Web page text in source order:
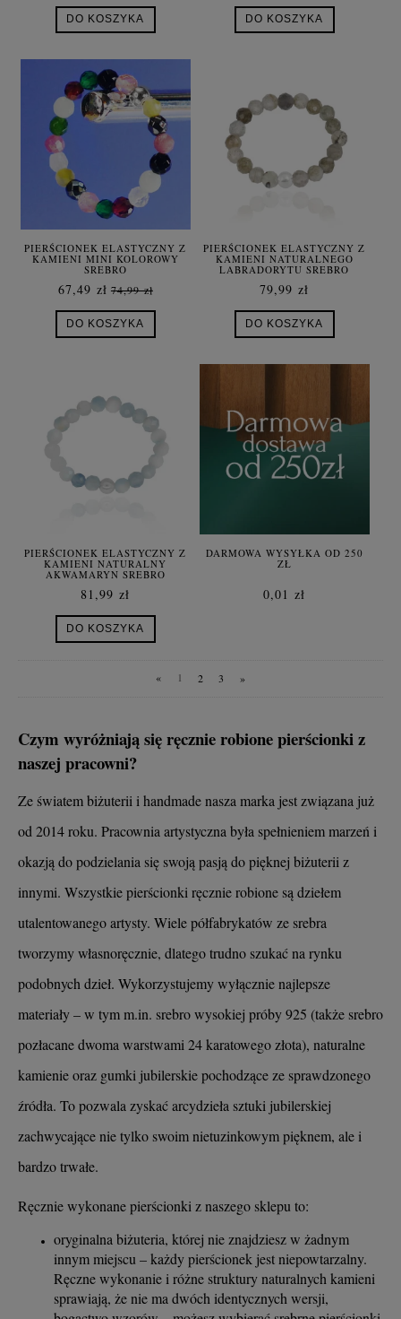
DO KOSZYKA DO KOSZYKA
PIERŚCIONEK ELASTYCZNY Z
KAMIENI MINI KOLOROWY
SREBRO
67,49 zł 74,99 zł
DO KOSZYKA
PIERŚCIONEK ELASTYCZNY Z
KAMIENI NATURALNEGO
LABRADORYTU SREBRO
79,99 zł
DO KOSZYKA
PIERŚCIONEK ELASTYCZNY Z
KAMIENI NATURALNY
AKWAMARYN SREBRO
81,99 zł
DO KOSZYKA
DARMOWA WYSYŁKA OD 250
ZŁ
0,01 zł
« 1 2 3 »
Czym wyróżniają się ręcznie robione pierścionki z
naszej pracowni?
Ze światem biżuterii i handmade nasza marka jest związana już
od 2014 roku. Pracownia artystyczna była spełnieniem marzeń i
okazją do podzielania się swoją pasją do pięknej biżuterii z
innymi. Wszystkie pierścionki ręcznie robione są dziełem
utalentowanego artysty. Wiele półfabrykatów ze srebra
tworzymy własnoręcznie, dlatego trudno szukać na rynku
podobnych dzieł. Wykorzystujemy wyłącznie najlepsze
materiały – w tym m.in. srebro wysokiej próby 925 (także srebro
pozłacane dwoma warstwami 24 karatowego złota), naturalne
kamienie oraz gumki jubilerskie pochodzące ze sprawdzonego
źródła. To pozwala zyskać arcydzieła sztuki jubilerskiej
zachwycające nie tylko swoim nietuzinkowym pięknem, ale i
bardzo trwałe.
Ręcznie wykonane pierścionki z naszego sklepu to:
oryginalna biżuteria, której nie znajdziesz w żadnym
innym miejscu – każdy pierścionek jest niepowtarzalny.
Ręczne wykonanie i różne struktury naturalnych kamieni
sprawiają, że nie ma dwóch identycznych wersji,